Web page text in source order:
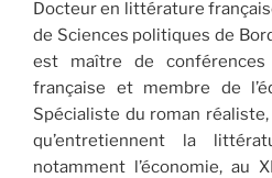
Docteur en littérature
de Sciences politiques de
est maître de
française et membre de
Spécialiste du roman
qu’entretiennent la
notamment l’économie, au